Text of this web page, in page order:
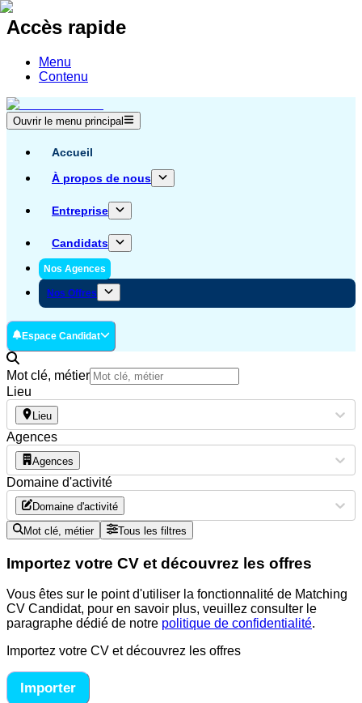
Accès rapide
Menu
Contenu
Ouvrir le menu principal
Accueil
À propos de nous
Entreprise
Candidats
Nos Agences
Nos Offres
Espace Candidat
Mot clé, métier
Lieu
Lieu
Agences
Agences
Domaine d'activité
Domaine d'activité
Mot clé, métier Tous les filtres
Importez votre CV et découvrez les offres
Vous êtes sur le point d'utiliser la fonctionnalité de Matching
CV Candidat, pour en savoir plus, veuillez consulter le
paragraphe dédié de notre politique de confidentialité.
Importez votre CV et découvrez les offres
Importer